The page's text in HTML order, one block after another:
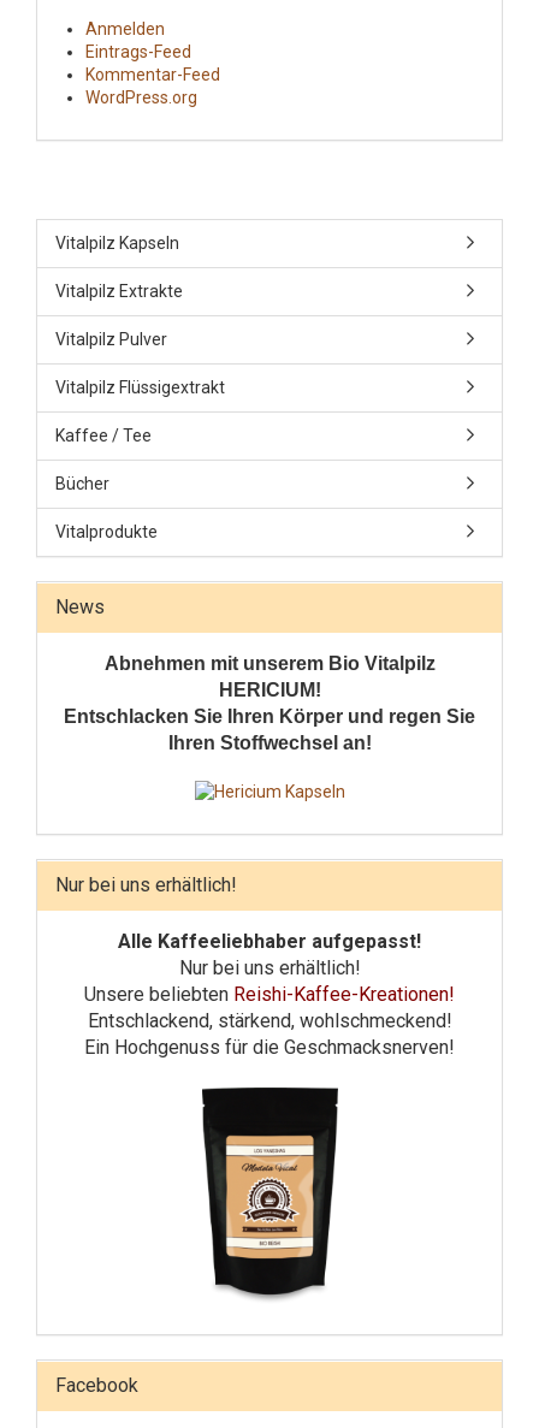
Anmelden
Eintrags-Feed
Kommentar-Feed
WordPress.org
Vitalpilz Kapseln
Vitalpilz Extrakte
Vitalpilz Pulver
Vitalpilz Flüssigextrakt
Kaffee / Tee
Bücher
Vitalprodukte
News
Abnehmen mit unserem Bio Vitalpilz
HERICIUM!
Entschlacken Sie Ihren Körper und regen Sie
Ihren Stoffwechsel an!
Nur bei uns erhältlich!
Alle Kaffeeliebhaber aufgepasst!
Nur bei uns erhältlich!
Unsere beliebten Reishi-Kaffee-Kreationen!
Entschlackend, stärkend, wohlschmeckend!
Ein Hochgenuss für die Geschmacksnerven!
Facebook